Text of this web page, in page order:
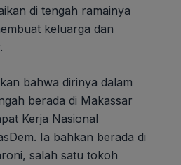
di tengah ramainya
keluarga dan
bahwa dirinya dalam
berada di Makassar
Kerja Nasional
Ia bahkan berada di
salah satu tokoh